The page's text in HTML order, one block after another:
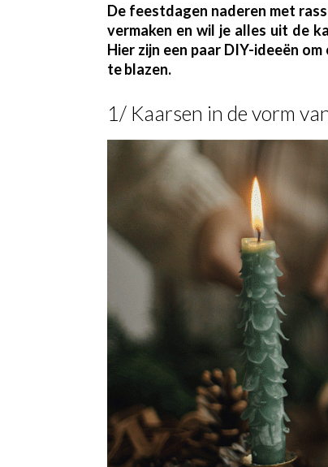
De feestdagen naderen met
vermaken en wil je alles uit de
Hier zijn een paar DIY-ideeën
te blazen.
1/ Kaarsen in de vorm